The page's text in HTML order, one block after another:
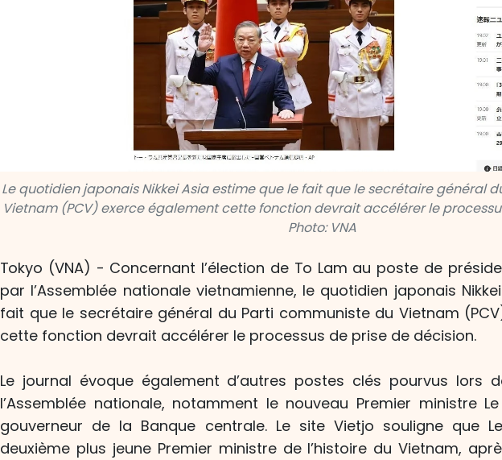
Le quotidien japonais Nikkei Asia estime que le fait que le secrétaire général
Vietnam (PCV) exerce également cette fonction devrait accélérer le
Photo: VNA
Tokyo (VNA) - Concernant l’élection de To Lam au poste de
par l’Assemblée nationale vietnamienne, le quotidien japonais
fait que le secrétaire général du Parti communiste du Vietnam
cette fonction devrait accélérer le processus de prise de décision.
Le journal évoque également d’autres postes clés pourvus lors
l’Assemblée nationale, notamment le nouveau Premier ministre
gouverneur de la Banque centrale. Le site Vietjo souligne que
deuxième plus jeune Premier ministre de l’histoire du Vietnam,